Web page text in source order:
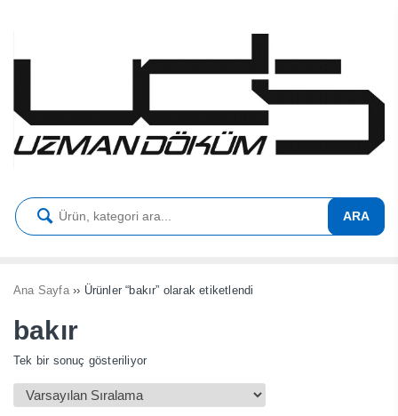
ARA
Ana Sayfa›› Ürünler “bakır” olarak etiketlendi
bakır
Tek bir sonuç gösteriliyor